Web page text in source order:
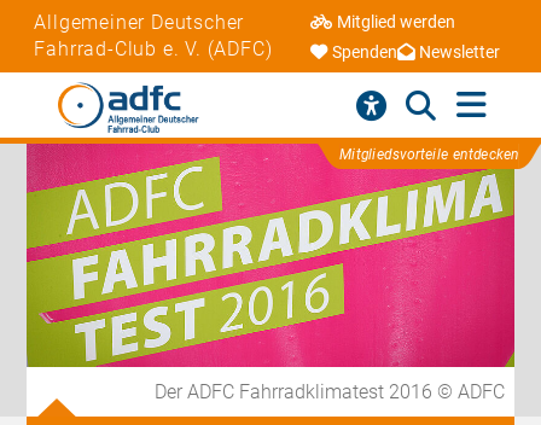
Allgemeiner Deutscher
Fahrrad-Club e. V. (ADFC)
Mitglied werden
Spenden
Newsletter
Mitgliedsvorteile entdecken
Der ADFC Fahrradklimatest 2016 © ADFC